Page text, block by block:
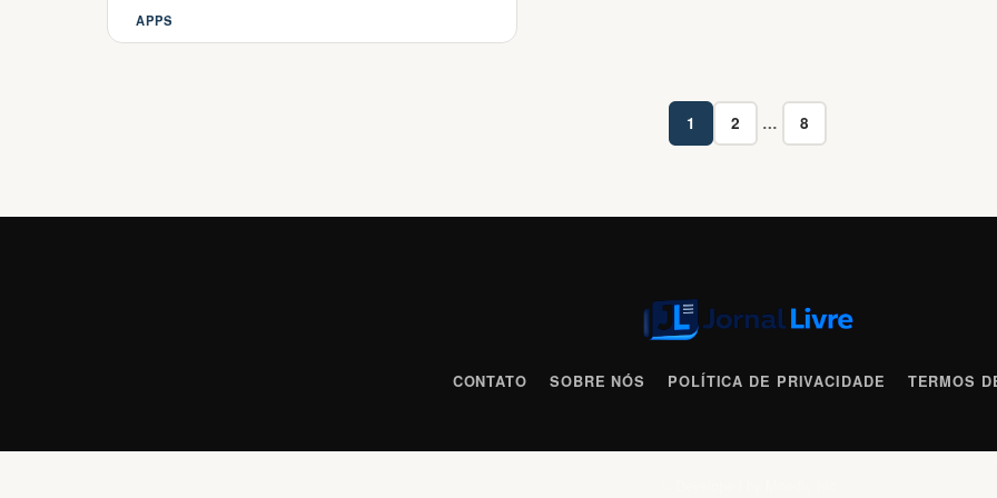
Categorias
APPS
Page
1 Page
2 … Page
8
CONTATO SOBRE NÓS POLÍTICA DE PRIVACIDADE TERMOS